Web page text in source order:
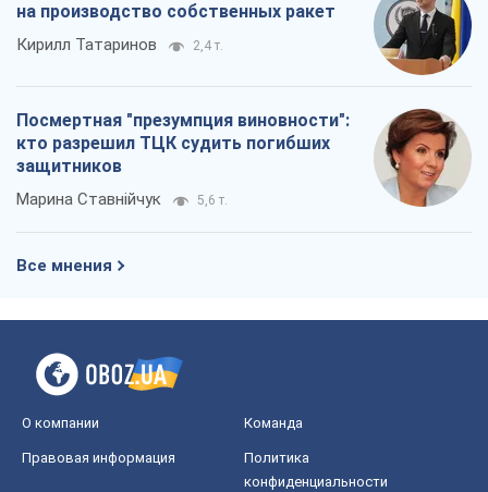
на производство собственных ракет
Кирилл Татаринов 2,4 т.
Посмертная "презумпция виновности":
кто разрешил ТЦК судить погибших
защитников
Марина Ставнійчук 5,6 т.
Все мнения
О компании Команда
Правовая информация
Политика
конфиденциальности